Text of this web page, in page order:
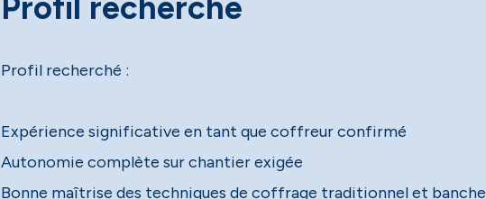
Profil recherché :
Expérience significative en tant que coffreur confirmé
Autonomie complète sur chantier exigée
Bonne maîtrise des techniques de coffrage traditionnel et banche